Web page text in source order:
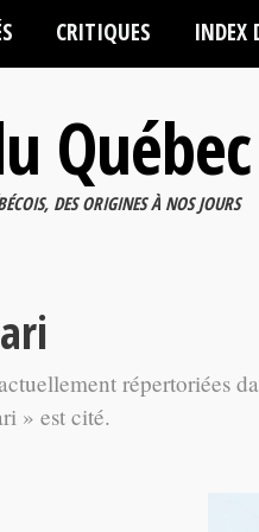
CRITIQUES INDEX
Québec
DES ORIGINES À NOS JOURS
répertoriées
» est cité.